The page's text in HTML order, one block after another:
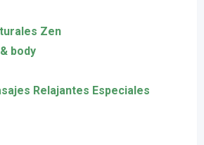
Zen
body
Relajantes Especiales